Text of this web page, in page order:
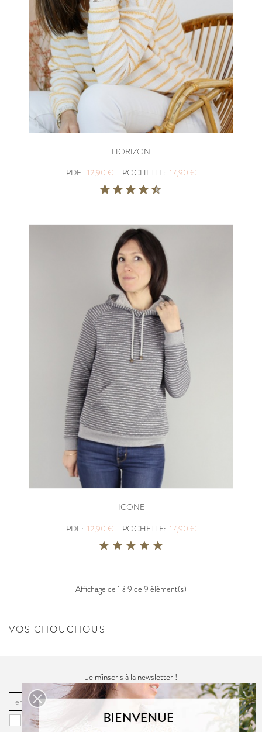
HORIZON
PDF: 12,90 € | POCHETTE: 17,90 €
ICONE
PDF: 12,90 € | POCHETTE: 17,90 €
Affichage de 1 à 9 de 9 élément(s)
VOS CHOUCHOUS
Je m'inscris à la newsletter !
OK
Vous pouvez vous désinscrire à tout moment. Vous trouverez pour cela